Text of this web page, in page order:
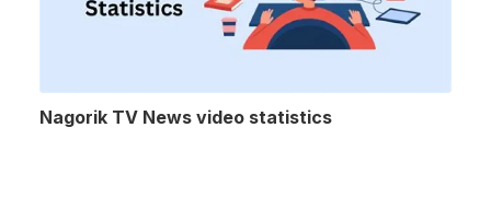
Nagorik TV News video statistics